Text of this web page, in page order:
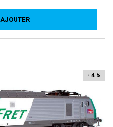
AJOUTER
- 4 %